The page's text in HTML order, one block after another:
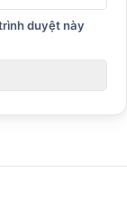
duyệt này